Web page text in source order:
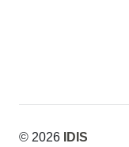
© 2026 IDIS